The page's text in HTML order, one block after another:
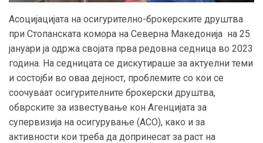
Асоцијацијата на осигурително-брокерските друштва
при Стопанската комора на Северна Македонија на 25
јануари ја одржа својата прва редовна седница во 2023
година. На седницата се дискутираше за актуелни теми
и состојби во оваа дејност, проблемите со кои се
соочуваат осигурителните брокерски друштва,
обврските за известување кон Агенцијата за
супервизија на осигурување (АСО), како и за
активности кои треба да допринесат за раст на